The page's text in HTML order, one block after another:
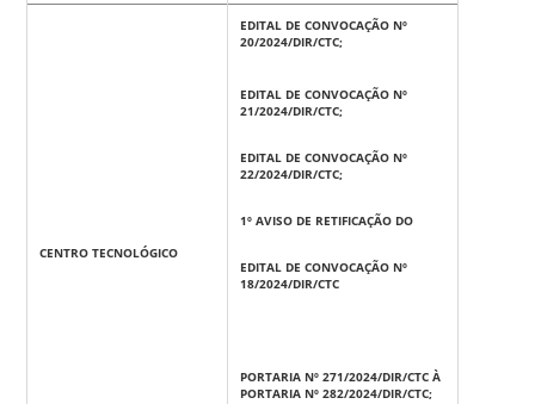
CENTRO TECNOLÓGICO
EDITAL DE CONVOCAÇÃO Nº
20/2024/DIR/CTC;
EDITAL DE CONVOCAÇÃO Nº
21/2024/DIR/CTC;
EDITAL DE CONVOCAÇÃO Nº
22/2024/DIR/CTC;
1º AVISO DE RETIFICAÇÃO DO
EDITAL DE CONVOCAÇÃO Nº
18/2024/DIR/CTC
PORTARIA Nº 271/2024/DIR/CTC À
PORTARIA Nº 282/2024/DIR/CTC;